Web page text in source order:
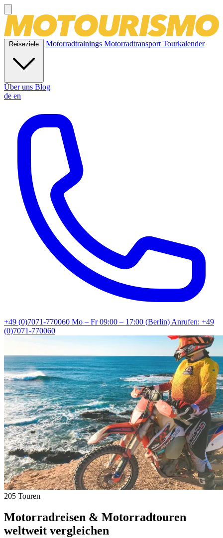
Reiseziele Motorradtrainings MotorradtransportTourkalender
Über uns Blog
de en
+49 (0)7071-770060 Mo – Fr 09:00 – 17:00 (Berlin)Anrufen: +49
(0)7071-770060
205 Touren
Motorradreisen & Motorradtouren
weltweit vergleichen